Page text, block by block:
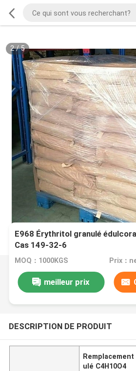
2/5
E968 Érythritol granulé
Cas 149-32-6
MOQ：1000KGS Prix：
meilleur prix
DESCRIPTION DE PRODUIT
ulé C4H10O4